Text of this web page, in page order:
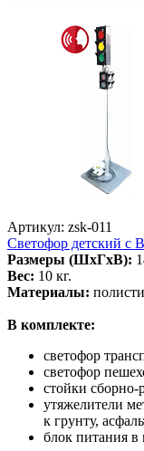
Артикул: zsk-011
Светофор детский с
Размеры (ШхГхВ):
Вес: 10 кг.
Материалы:
В комплекте:
светофор
светофор
стойки сборно-
утяжелители
к грунту,
блок питания